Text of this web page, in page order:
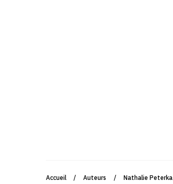
Accueil / Auteurs / Nathalie Peterka